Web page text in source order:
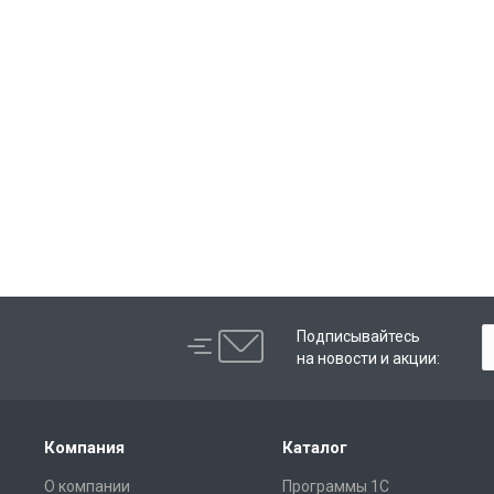
Подписывайтесь
на новости и акции:
Компания
О компании
Каталог
Программы 1С